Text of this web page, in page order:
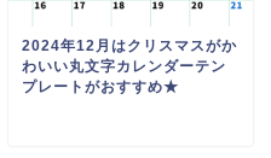
2024年12月はクリスマスがか
わいい丸文字カレンダーテン
プレートがおすすめ★